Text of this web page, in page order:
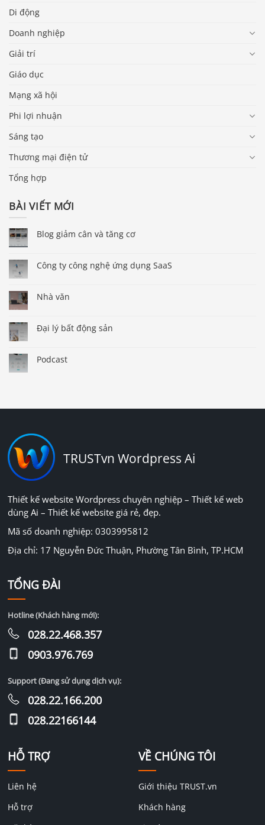
Di động
Doanh nghiệp
Giải trí
Giáo dục
Mạng xã hội
Phi lợi nhuận
Sáng tạo
Thương mại điện tử
Tổng hợp
BÀI VIẾT MỚI
Blog giảm cân và tăng cơ
Công ty công nghệ ứng dụng SaaS
Nhà văn
Đại lý bất động sản
Podcast
TRUSTvn Wordpress Ai
Thiết kế website Wordpress chuyên nghiệp – Thiết kế web
dùng Ai – Thiết kế website giá rẻ, đẹp.
Mã số doanh nghiệp: 0303995812
Địa chỉ: 17 Nguyễn Đức Thuận, Phường Tân Bình, TP.HCM
HỖ TRỢ
Liên hệ
Hỗ trợ
VỀ CHÚNG TÔI
Giới thiệu TRUST.vn
Khách hàng
TỔNG ĐÀI
Hotline (Khách hàng mới):
028.22.468.357
0903.976.769
Support (Đang sử dụng dịch vụ):
028.22.166.200
028.22166144